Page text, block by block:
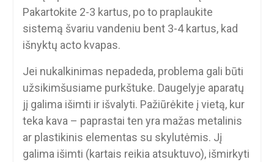
Pakartokite 2-3 kartus, po to praplaukite
sistemą švariu vandeniu bent 3-4 kartus, kad
išnyktų acto kvapas.
Jei nukalkinimas nepadeda, problema gali būti
užsikimšusiame purkštuke. Daugelyje aparatų
jį galima išimti ir išvalyti. Pažiūrėkite į vietą, kur
teka kava – paprastai ten yra mažas metalinis
ar plastikinis elementas su skylutėmis. Jį
galima išimti (kartais reikia atsuktuvo), išmirkyti